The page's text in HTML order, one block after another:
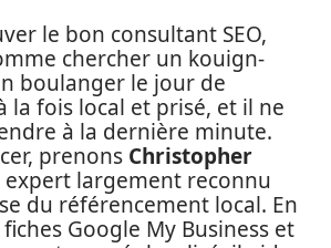
le bon consultant SEO,
chercher un kouign-
boulanger le jour de
la fois local et prisé, et il ne
à la dernière minute.
prenons Christopher
expert largement reconnu
du référencement local. En
Google My Business et